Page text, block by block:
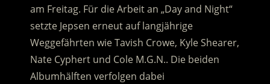
am Freitag. Für die Arbeit an „Day and Night“
setzte Jepsen erneut auf langjährige
Weggefährten wie Tavish Crowe, Kyle Shearer,
Nate Cyphert und Cole M.G.N.. Die beiden
Albumhälften verfolgen dabei